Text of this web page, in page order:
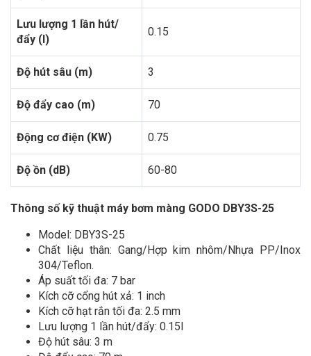
Lưu lượng 1 lần hút/
đẩy (l)
0.15
Độ hút sâu (m) 3
Độ đẩy cao (m) 70
Động cơ điện (KW) 0.75
Độ ồn (dB) 60-80
Thông số kỹ thuật máy bơm màng GODO DBY3S-25
Model: DBY3S-25
Chất liệu thân: Gang/Hợp kim nhôm/Nhựa PP/Inox
304/Teflon.
Áp suất tối đa: 7 bar
Kích cỡ cổng hút xả: 1 inch
Kích cỡ hạt rắn tối đa: 2.5 mm
Lưu lượng 1 lần hút/đẩy: 0.15l
Độ hút sâu: 3 m